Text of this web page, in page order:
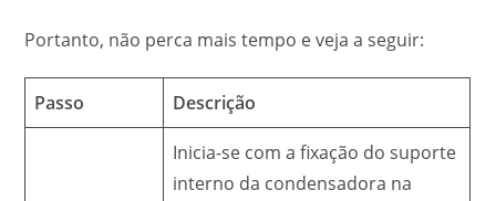
Portanto, não perca mais tempo e veja a seguir:
Passo Descrição
Inicia-se com a fixação do suporte
interno da condensadora na